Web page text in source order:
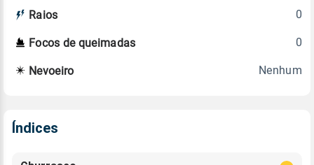
Raios 0
Focos de queimadas 0
Nevoeiro Nenhum
Índices